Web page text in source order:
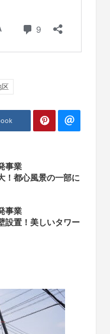
事業
！都心風景の一部に
事業
設置！美しいタワー